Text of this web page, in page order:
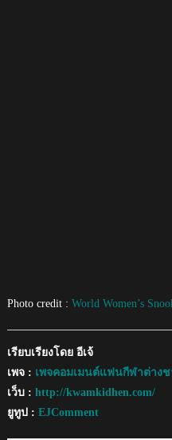
Photo credit : World Women’s
เรียบเรียงโดย อีเจ้
เพจ : เพจคอมเมนต์แฟนกีฬาต่าง
เว็บ : http://kwamkidhen.com/
ยูทูป : EJComment